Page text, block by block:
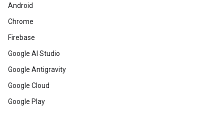
Android
Chrome
Firebase
Google AI Studio
Google Antigravity
Google Cloud
Google Play